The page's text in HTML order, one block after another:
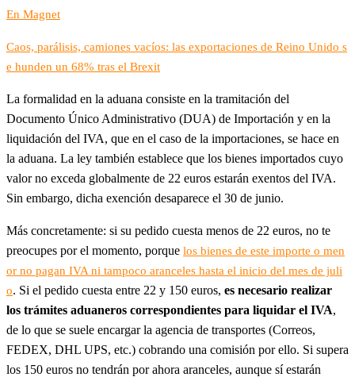
En Magnet
Caos, parálisis, camiones vacíos: las exportaciones de Reino Unido s
e hunden un 68% tras el Brexit
La formalidad en la aduana consiste en la tramitación del
Documento Único Administrativo (DUA) de Importación y en la
liquidación del IVA, que en el caso de la importaciones, se hace en
la aduana. La ley también establece que los bienes importados cuyo
valor no exceda globalmente de 22 euros estarán exentos del IVA.
Sin embargo, dicha exención desaparece el 30 de junio.
Más concretamente: si su pedido cuesta menos de 22 euros, no te
preocupes por el momento, porque los bienes de este importe o men
or no pagan IVA ni tampoco aranceles hasta el inicio del mes de juli
o. Si el pedido cuesta entre 22 y 150 euros, es necesario realizar
los trámites aduaneros correspondientes para liquidar el IVA,
de lo que se suele encargar la agencia de transportes (Correos,
FEDEX, DHL UPS, etc.) cobrando una comisión por ello. Si supera
los 150 euros no tendrán por ahora aranceles, aunque sí estarán